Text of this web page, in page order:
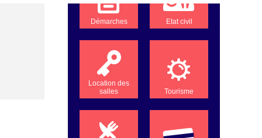
Démarches Etat civil
Location des
salles
Tourisme